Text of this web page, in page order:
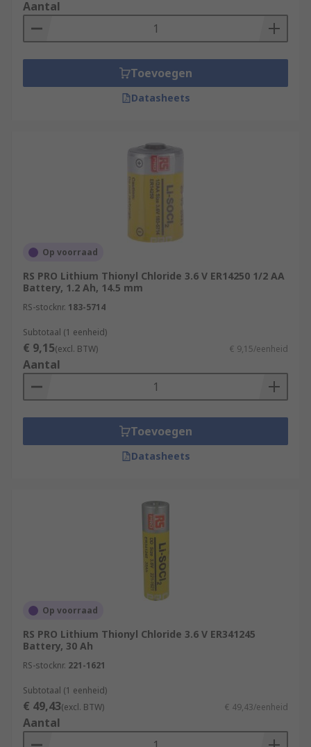
Aantal
Toevoegen
Datasheets
Op voorraad
RS PRO Lithium Thionyl Chloride 3.6 V ER14250 1/2 AA
Battery, 1.2 Ah, 14.5 mm
RS-stocknr. 183-5714
Subtotaal (1 eenheid)
€ 9,15(excl. BTW) € 9,15/eenheid
Aantal
Toevoegen
Datasheets
Op voorraad
RS PRO Lithium Thionyl Chloride 3.6 V ER341245
Battery, 30 Ah
RS-stocknr. 221-1621
Subtotaal (1 eenheid)
€ 49,43(excl. BTW) € 49,43/eenheid
Aantal